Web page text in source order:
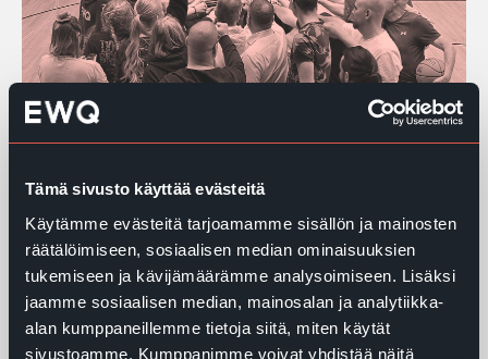
Tämä sivusto käyttää evästeitä
Käytämme evästeitä tarjoamamme sisällön ja mainosten
räätälöimiseen, sosiaalisen median ominaisuuksien
tukemiseen ja kävijämäärämme analysoimiseen. Lisäksi
jaamme sosiaalisen median, mainosalan ja analytiikka-
alan kumppaneillemme tietoja siitä, miten käytät
sivustoamme. Kumppanimme voivat yhdistää näitä
EWQ julkaisee VSME -pohjaisen
vastuullisuusraportin vuodelta
2025
EWQ:n vuoden 2025 vastuullisuusraportti